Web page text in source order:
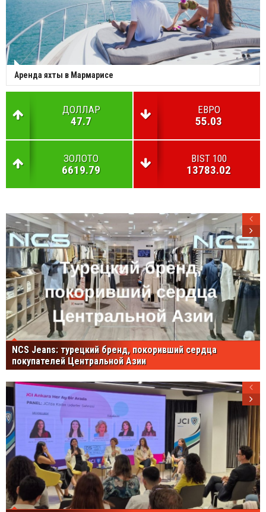
Аренда яхты в Мармарисе
ДОЛЛАР
47.7
ЕВРО
55.03
ЗОЛОТО
6619.79
BIST 100
13783.02
NCS Jeans: турецкий бренд, покоривший сердца
покупателей Центральной Азии